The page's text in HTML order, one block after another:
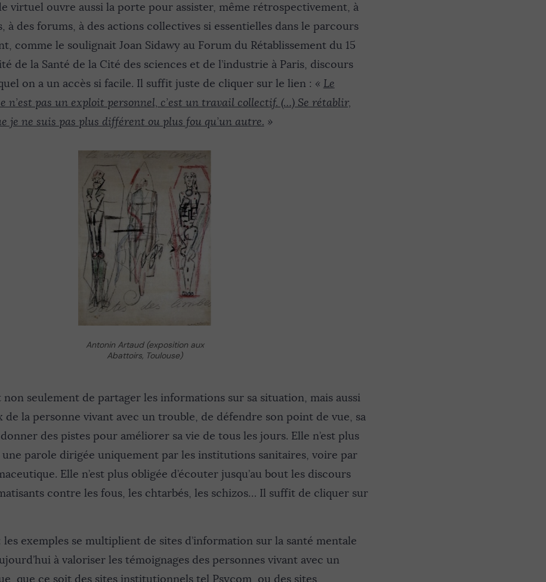
virtuel ouvre aussi la porte pour assister, même rétrospectivement, à
à des forums, à des actions collectives si essentielles dans le parcours
comme le soulignait Joan Sidawy au Forum du Rétablissement du 15
de la Santé de la Cité des sciences et de l’industrie à Paris, discours
on a un accès si facile. Il suffit juste de cliquer sur le lien : « Le
n’est pas un exploit personnel, c’est un travail collectif. (…) Se rétablir,
je ne suis pas plus différent ou plus fou qu’un autre. »
Antonin Artaud (exposition aux
Abattoirs, Toulouse)
seulement de partager les informations sur sa situation, mais aussi
de la personne vivant avec un trouble, de défendre son point de vue, sa
des pistes pour améliorer sa vie de tous les jours. Elle n’est plus
une parole dirigée uniquement par les institutions sanitaires, voire par
Elle n’est plus obligée d’écouter jusqu’au bout les discours
contre les fous, les chtarbés, les schizos… Il suffit de cliquer sur
exemples se multiplient de sites d’information sur la santé mentale
à valoriser les témoignages des personnes vivant avec un
que ce soit des sites institutionnels tel Psycom , ou des sites